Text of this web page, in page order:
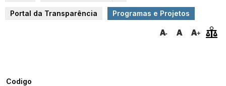
Portal da Transparência Programas e Projetos
Codigo